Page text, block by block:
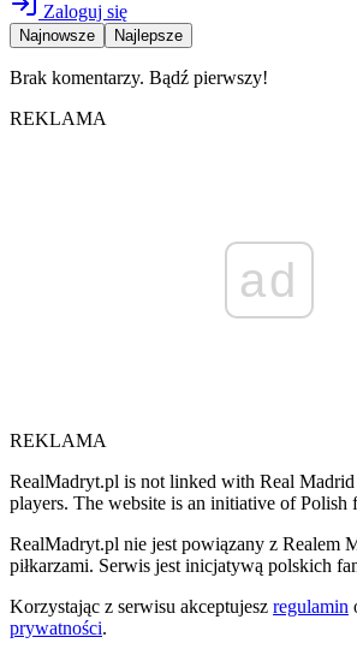
Zaloguj się
Najnowsze Najlepsze
Brak komentarzy. Bądź pierwszy!
REKLAMA
ad
REKLAMA
RealMadryt.pl is not linked with Real Madrid
players. The website is an initiative of Polish
RealMadryt.pl nie jest powiązany z Realem
piłkarzami. Serwis jest inicjatywą polskich
Korzystając z serwisu akceptujesz regulamin
prywatności.